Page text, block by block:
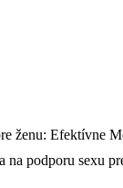
na podporu sexu